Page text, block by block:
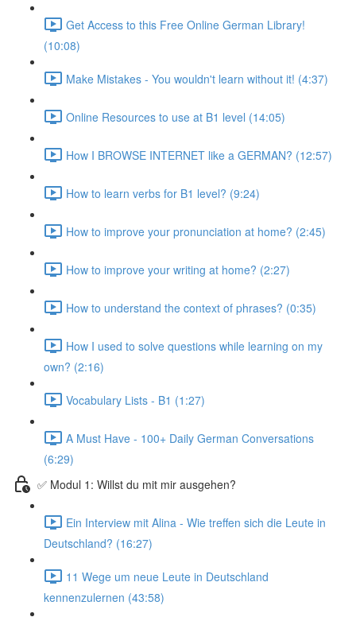
Get Access to this Free Online German Library!
(10:08)
Make Mistakes - You wouldn't learn without it! (4:37)
Online Resources to use at B1 level (14:05)
How I BROWSE INTERNET like a GERMAN? (12:57)
How to learn verbs for B1 level? (9:24)
How to improve your pronunciation at home? (2:45)
How to improve your writing at home? (2:27)
How to understand the context of phrases? (0:35)
How I used to solve questions while learning on my
own? (2:16)
Vocabulary Lists - B1 (1:27)
A Must Have - 100+ Daily German Conversations
(6:29)
✅ Modul 1: Willst du mit mir ausgehen?
Ein Interview mit Alina - Wie treffen sich die Leute in
Deutschland? (16:27)
11 Wege um neue Leute in Deutschland
kennenzulernen (43:58)